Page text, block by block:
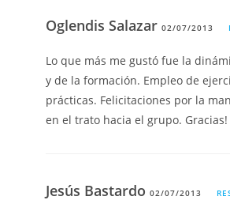
Oglendis Salazar02/07/2013
Lo que más me gustó fue la
y de la formación. Empleo de
prácticas. Felicitaciones por la
en el trato hacia el grupo. Gracias!
Jesús Bastardo02/07/2013